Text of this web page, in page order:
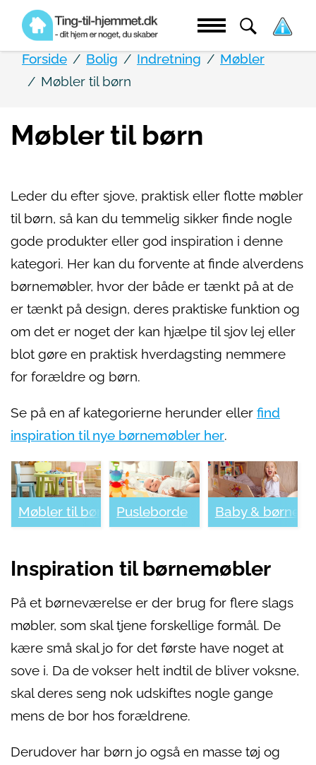
Forside Bolig Indretning
Møbler
Møbler til børn
Møbler til børn
Leder du efter sjove, praktisk eller flotte møbler
til børn, så kan du temmelig sikker finde nogle
gode produkter eller god inspiration i denne
kategori. Her kan du forvente at finde alverdens
børnemøbler, hvor der både er tænkt på at de
er tænkt på design, deres praktiske funktion og
om det er noget der kan hjælpe til sjov lej eller
blot gøre en praktisk hverdagsting nemmere
for forældre og børn.
Se på en af kategorierne herunder eller find
inspiration til nye børnemøbler her.
Møbler til børn Pusleborde Baby &
Inspiration til børnemøbler
På et børneværelse er der brug for flere slags
møbler, som skal tjene forskellige formål. De
kære små skal jo for det første have noget at
sove i. Da de vokser helt indtil de bliver voksne,
skal deres seng nok udskiftes nogle gange
mens de bor hos forældrene.
Derudover har børn jo også en masse tøj og